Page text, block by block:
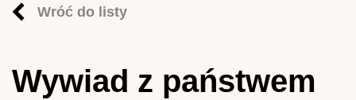
Wróć do listy
Wywiad z państwem